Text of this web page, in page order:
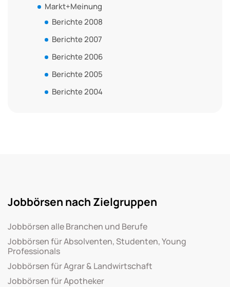
Markt+Meinung
Berichte 2008
Berichte 2007
Berichte 2006
Berichte 2005
Berichte 2004
Jobbörsen nach Zielgruppen
Jobbörsen alle Branchen und Berufe
Jobbörsen für Absolventen, Studenten, Young
Professionals
Jobbörsen für Agrar & Landwirtschaft
Jobbörsen für Apotheker